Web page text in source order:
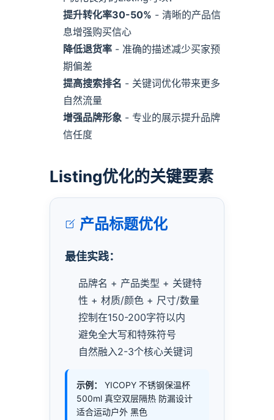
提升转化率30-50% - 清晰的产品信
息增强购买信心
降低退货率- 准确的描述减少买家预
期偏差
提高搜索排名 - 关键词优化带来更多
自然流量
增强品牌形象- 专业的展示提升品牌
信任度
Listing优化的关键要素
产品标题优化
最佳实践：
品牌名 + 产品类型 + 关键特
性 + 材质/颜色 + 尺寸/数量
控制在150-200字符以内
避免全大写和特殊符号
自然融入2-3个核心关键词
示例：
YICOPY 不锈钢保温杯
500ml 真空双层隔热 防漏设计
适合运动户外 黑色